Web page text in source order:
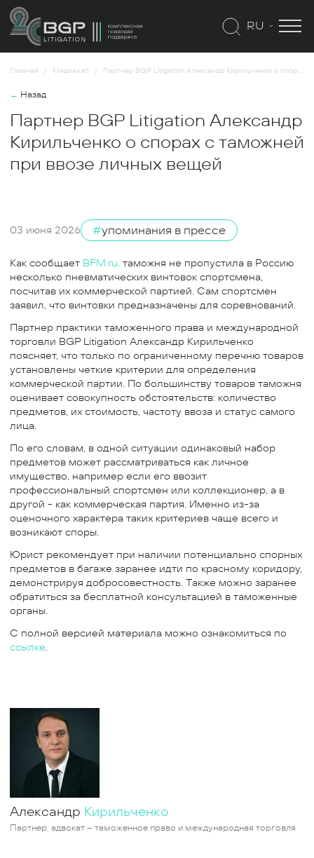
RU
Главная Медиахаб Партнер BGP Litigation Александр Кирильченко о спорах с таможней при ввозе личных вещей
← Назад
Партнер BGP Litigation Александр
Кирильченко о спорах с таможней
при ввозе личных вещей
03 июня 2026 #упоминания в прессе
Как сообщает BFM.ru, таможня не пропустила в Россию
несколько пневматических винтовок спортсмена,
посчитав их коммерческой партией. Сам спортсмен
заявил, что винтовки предназначены для соревнований.
Партнер практики таможенного права и международной
торговли BGP Litigation Александр Кирильченко
поясняет, что только по ограниченному перечню товаров
установлены четкие критерии для определения
коммерческой партии. По большинству товаров таможня
оценивает совокупность обстоятельств: количество
предметов, их стоимость, частоту ввоза и статус самого
лица.
По его словам, в одной ситуации одинаковый набор
предметов может рассматриваться как личное
имущество, например если его ввозит
профессиональный спортсмен или коллекционер, а в
другой - как коммерческая партия. Именно из-за
оценочного характера таких критериев чаще всего и
возникают споры.
Юрист рекомендует при наличии потенциально спорных
предметов в багаже заранее идти по красному коридору,
демонстрируя добросовестность. Также можно заранее
обратиться за бесплатной консультацией в таможенные
органы.
С полной версией материала можно ознакомиться по
ссылке.
Александр Кирильченко
Партнер, адвокат – таможенное право и международная торговля